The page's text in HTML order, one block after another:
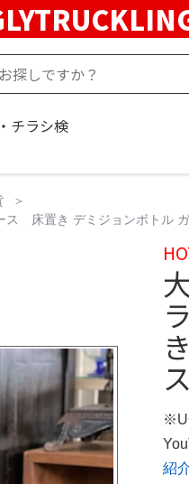
チラシ検
床置き デミジョンボトル
紹